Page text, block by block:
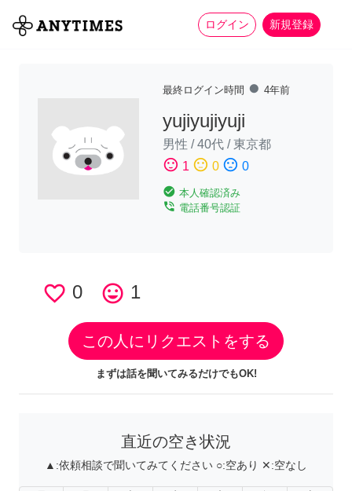
ログイン 新規登録
全て 家事 more_horiz
最終ログイン時間 fiber_manual_record 4年前
yujiyujiyuji
男性 /40代 /東京都
sentiment_satisfied 1 sentiment_neutral 0 sentiment_dissatisfied 0
check_circle 本人確認済み
phone_in_talk 電話番号認証
favorite_border 0 tag_faces 1
この人にリクエストをする
まずは話を聞いてみるだけでもOK!
直近の空き状況
▲:依頼相談で聞いてみてください ○:空あり ✕:空なし